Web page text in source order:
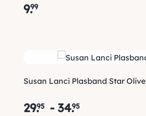
9.99
Susan Lanci Plasband Star Olive
29.95 - 34.95